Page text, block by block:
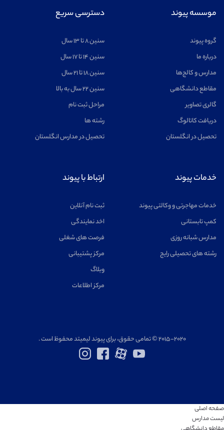
موسسه پیوند
گروه پیوند
درباره ما
مدارس و کالج‌ها
مقاطع دانشگاهی
گالری تصاویر
دریافت کاتالوگ
تحصیل در انگلستان
دسترسی سریع
سنین ۸ تا ۱۳ سال
سنین ۱۴ تا ۱۷ سال
سنین ۱۸ تا ۲۱ سال
سنین ۲۲ سال به بالا
مراحل ثبت نام
رشته ها
تحصیل در مدارس انگلستان
خدمات پیوند
خدمات مهاجرتی و وکالتی پیوند
کمپ تابستانی
مدارس شبانه روزی
رشته های تحصیلی رایج
ارتباط با پیوند
ثبت نام آنلاین
اخد نمایندگی
فرصت های شغلی
مرکز پشتیبانی
وبلاگ
مرکز اطلاعات
۲۰۱۵-۲۰۲۰ © تمامی حقوق، برای پیوند لیمیتد محفوظ است .
صفحه اصلی
لیست مدارس